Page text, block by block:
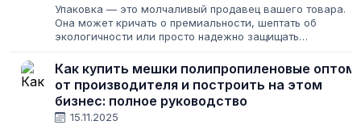
Упаковка — это молчаливый продавец вашего товара.
Она может кричать о премиальности, шептать об
экологичности или просто надежно защищать
бизнеса, от крафтовой пекарни до гиганта...
Как купить мешки полипропиленовые оптом
от производителя и построить на этом
бизнес: полное руководство
15.11.2025